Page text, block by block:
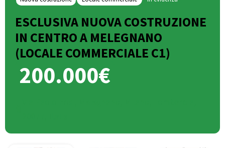
ESCLUSIVA NUOVA COSTRUZIONE
IN CENTRO A MELEGNANO
(LOCALE COMMERCIALE C1)
200.000€